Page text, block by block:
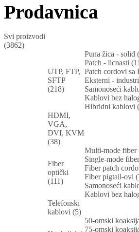
Prodavnica
Svi proizvodi
(3862)
UTP, FTP,
SFTP
(218)
Puna žica - solid
Patch - licnasti
Patch cordovi sa
Eksterni -
Samonoseći
Kablovi bez
Hibridni kablovi
HDMI,
VGA,
DVI, KVM
(38)
Fiber
optički
(111)
Multi-mode fiber
Single-mode
Fiber patch
Fiber pigtail-ovi
Samonoseći
Kablovi bez
Telefonski
kablovi (5)
50-omski
75-omski